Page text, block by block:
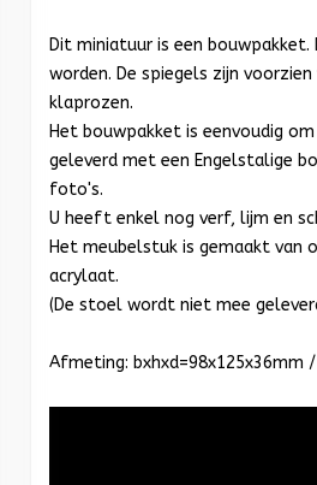
Dit miniatuur is een bouwpakket.
worden. De spiegels zijn voorzien
klaprozen.
Het bouwpakket is eenvoudig
geleverd met een Engelstalige
foto's.
U heeft enkel nog verf, lijm en
Het meubelstuk is gemaakt van
acrylaat.
(De stoel wordt niet mee
Afmeting: bxhxd=98x125x36mm